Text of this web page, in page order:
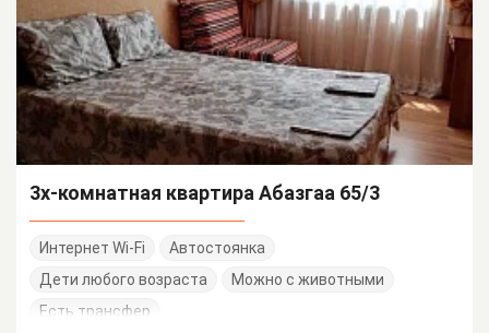
3х-комнатная квартира Абазгаа 65/3
Интернет Wi-Fi
Автостоянка
Дети любого возраста
Можно с животными
Есть трансфер